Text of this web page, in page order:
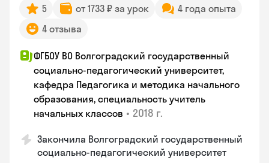
5 от 1733 ₽ за урок
4 года опыта
4 отзыва
ФГБОУ ВО Волгоградский государственный
социально-педагогический университет,
кафедра Педагогика и методика начального
образования, специальность учитель
начальных классов • 2018 г.
Закончила Волгоградский государственный
социально-педагогический университет